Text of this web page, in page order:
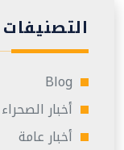
Blog
أخبار الصحراء
أخبار عامة